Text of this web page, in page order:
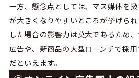
一方、懸念点としては、マス媒体を
が大きくなりやすいところが挙げら
した場合の影響力は莫大であるため
広告や、新商品の大型ローンチで採
だといえます。